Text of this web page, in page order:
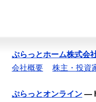
ぷらっとホーム株式会
会社概要
株主・投資
ぷらっとオンライン —